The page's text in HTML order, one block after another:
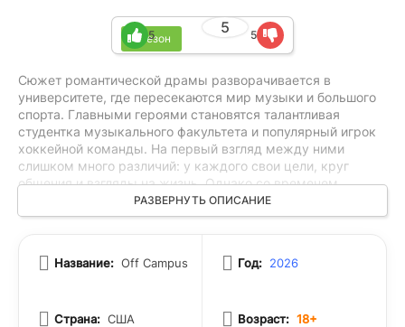
1 сезон
5
5 5
Сюжет романтической драмы разворачивается в
университете, где пересекаются мир музыки и большого
спорта. Главными героями становятся талантливая
студентка музыкального факультета и популярный игрок
хоккейной команды. На первый взгляд между ними
слишком много различий: у каждого свои цели, круг
общения и взгляды на жизнь. Однако со временем
случайное знакомство перерастает в глубокие чувства.
История показывает не только развитие их отношений, но
людей.
РАЗВЕРНУТЬ ОПИСАНИЕ
Название: Off Campus
Страна: США
Год: 2026
Возраст: 18+